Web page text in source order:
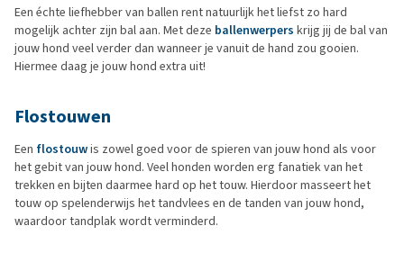
Een échte liefhebber van ballen rent natuurlijk het liefst zo hard
mogelijk achter zijn bal aan. Met deze ballenwerpers krijg jij de bal van
jouw hond veel verder dan wanneer je vanuit de hand zou gooien.
Hiermee daag je jouw hond extra uit!
Flostouwen
Een flostouwis zowel goed voor de spieren van jouw hond als voor
het gebit van jouw hond. Veel honden worden erg fanatiek van het
trekken en bijten daarmee hard op het touw. Hierdoor masseert het
touw op spelenderwijs het tandvlees en de tanden van jouw hond,
waardoor tandplak wordt verminderd.